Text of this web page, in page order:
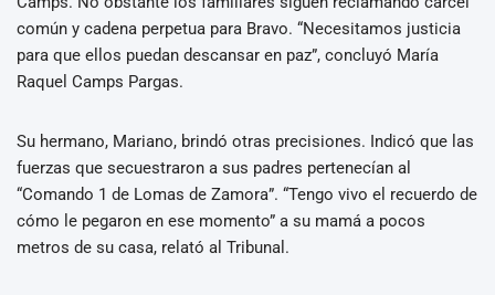
común y cadena perpetua para Bravo. “Necesitamos justicia
para que ellos puedan descansar en paz”, concluyó María
Raquel Camps Pargas.
Su hermano, Mariano, brindó otras precisiones. Indicó que las
fuerzas que secuestraron a sus padres pertenecían al
“Comando 1 de Lomas de Zamora”. “Tengo vivo el recuerdo de
cómo le pegaron en ese momento” a su mamá a pocos
metros de su casa, relató al Tribunal.